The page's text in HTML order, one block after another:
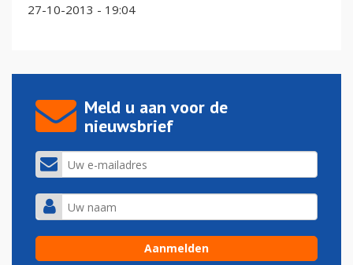
27-10-2013 - 19:04
Meld u aan voor de
nieuwsbrief